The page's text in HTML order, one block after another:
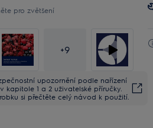
pro zvětšení
+9
upozornění podle nařízení
kapitole 1 a 2 uživatelské příručky.
si přečtěte celý návod k použití.